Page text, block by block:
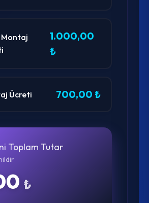
Montaj
1.000,00
₺
Ücreti 700,00 ₺
Toplam Tutar
₺